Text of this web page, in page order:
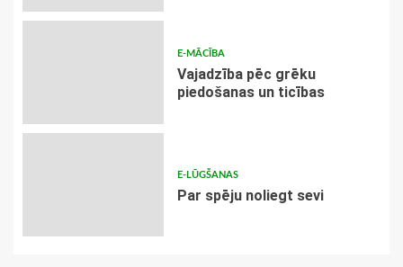
E-MĀCĪBA
Vajadzība pēc grēku
piedošanas un ticības
E-LŪGŠANAS
Par spēju noliegt sevi